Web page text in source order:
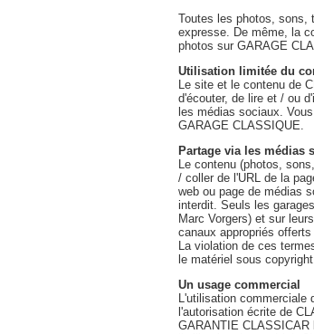
Toutes les photos, sons,
expresse. De même, la
photos sur GARAGE
Utilisation limitée du
Le site et le contenu de
d'écouter, de lire et / ou
les médias sociaux.
GARAGE CLASSIQUE.
Partage via les médias
Le contenu (photos,
/ coller de l'URL de la
web ou page de médias
interdit. Seuls les
Marc Vorgers) et sur
canaux appropriés
La violation de ces
le matériel sous
Un usage commercial
L'utilisation
l'autorisation écrite de
GARANTIE CLASSICAR